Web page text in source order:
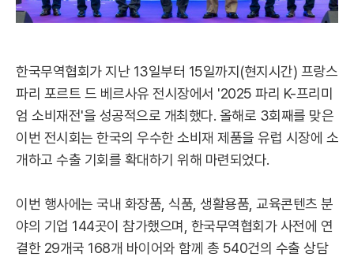
한국무역협회가 지난 13일부터 15일까지(현지시간) 프랑스
파리 포르트 드 베르사유 전시장에서 '2025 파리 K-프리미
엄 소비재전'을 성공적으로 개최했다. 올해로 3회째를 맞은
이번 전시회는 한국의 우수한 소비재 제품을 유럽 시장에 소
개하고 수출 기회를 확대하기 위해 마련되었다.
이번 행사에는 국내 화장품, 식품, 생활용품, 교육콘텐츠 분
야의 기업 144곳이 참가했으며, 한국무역협회가 사전에 연
결한 29개국 168개 바이어와 함께 총 540건의 수출 상담